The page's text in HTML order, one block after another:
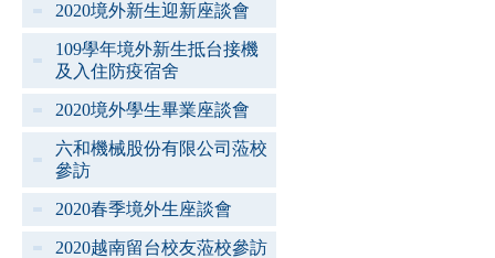
2020境外新生迎新座談會
109學年境外新生抵台接機
及入住防疫宿舍
2020境外學生畢業座談會
六和機械股份有限公司蒞校
參訪
2020春季境外生座談會
2020越南留台校友蒞校參訪